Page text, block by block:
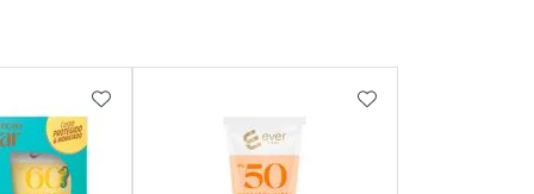
ADICIONAR AOS FAVORITOSADICIONAR AOS